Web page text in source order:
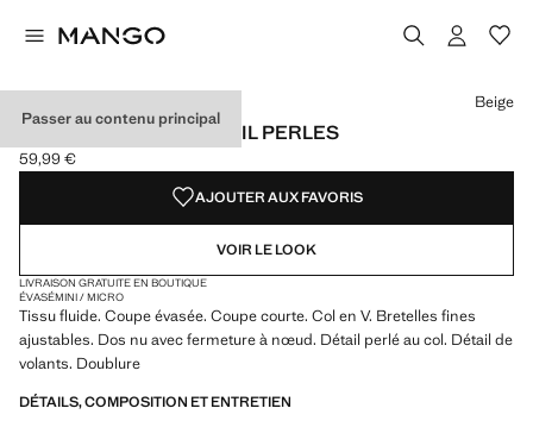
Passer au contenu principal
ROBE À VOLANTS DÉTAIL PERLES
Prix actuel [59,99 € ]
59,99 €
Choisissez une couleur
Beige
AJOUTER AUX FAVORIS
VOIR LE LOOK
LIVRAISON GRATUITE EN BOUTIQUE
ÉVASÉMINI / MICRO
Tissu fluide. Coupe évasée. Coupe courte. Col en V. Bretelles fines
ajustables. Dos nu avec fermeture à nœud. Détail perlé au col. Détail de
volants. Doublure
DÉTAILS, COMPOSITION ET ENTRETIEN